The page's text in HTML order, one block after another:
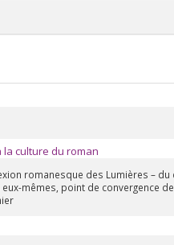
de connaissance (conf, coll,
la culture du roman
romanesque des Lumières – du
mêmes, point de convergence